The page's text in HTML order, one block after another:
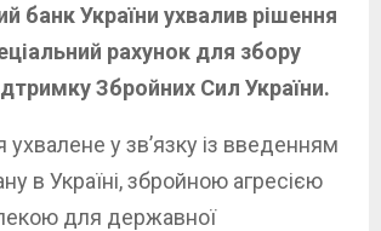
банк України ухвалив рішення
рахунок для збору
Збройних Сил України.
ухвалене у зв’язку із введенням
в Україні, збройною агресією
для державної